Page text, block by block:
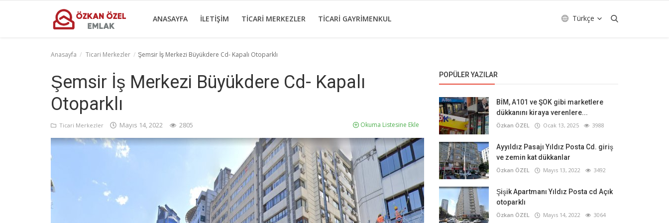
ANASAYFA İLETIŞIM TICARI MERKEZLER TICARI GAYRIMENKUL Türkçe
Ticari Merkezler
Anasayfa Ticari Merkezler Şemsir İş Merkezi Büyükdere Cd- Kapalı Otoparklı
Şemsir İş Merkezi Büyükdere Cd- Kapalı
Otoparklı
Ticari Merkezler Mayıs 14, 2022 2805 Okuma Listesine Ekle
POPÜLER YAZILAR
BİM, A101 ve ŞOK gibi marketlere
dükkanını kiraya verenlere...
Özkan ÖZEL Ocak 13, 2025 3988
Ayyıldız Pasajı Yıldız Posta Cd. giriş
ve zemin kat dükkanlar
Özkan ÖZEL Mayıs 13, 2022 3492
Şişik Apartmanı Yıldız Posta cd Açık
otoparklı
Özkan ÖZEL Mayıs 14, 2022 3064